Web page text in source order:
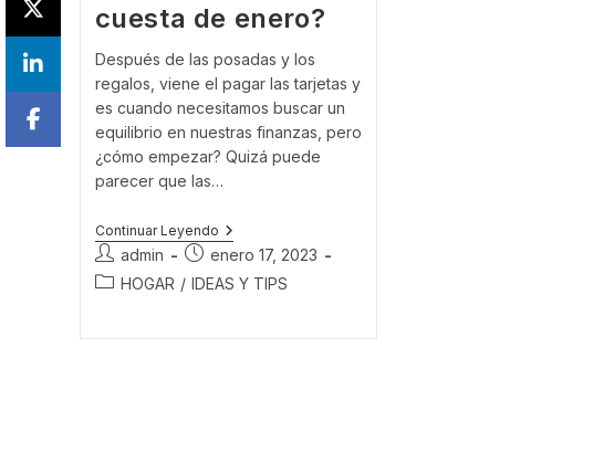
cuesta de enero?
Después de las posadas y los
regalos, viene el pagar las tarjetas y
es cuando necesitamos buscar un
equilibrio en nuestras finanzas, pero
¿cómo empezar? Quizá puede
parecer que las…
Continuar Leyendo¿Cómo
Llevar
La
Cuesta
Autor
de
admin
Publicación
de
enero 17, 2023
Categoría
HOGAR / IDEAS Y TIPS